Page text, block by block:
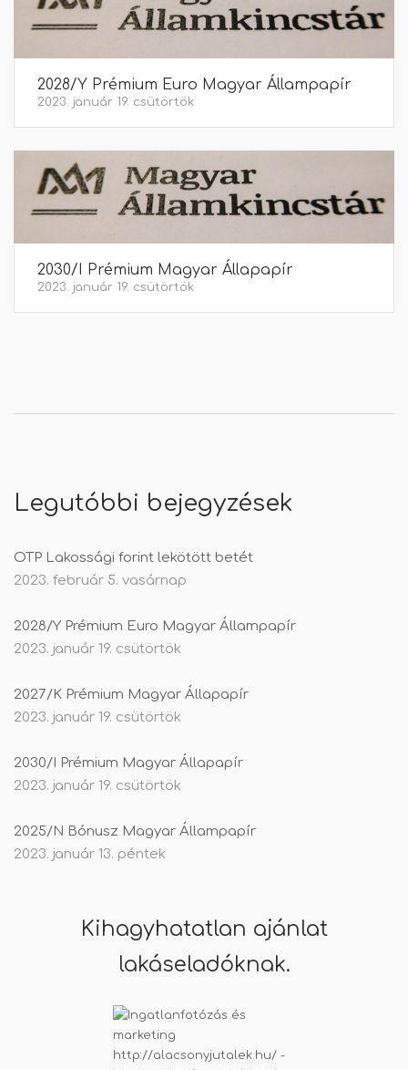
2028/Y Prémium Euro Magyar Állampapír
2023. január 19. csütörtök
2030/I Prémium Magyar Állapapír
2023. január 19. csütörtök
Legutóbbi bejegyzések
OTP Lakossági forint lekötött betét
2023. február 5. vasárnap
2028/Y Prémium Euro Magyar Állampapír
2023. január 19. csütörtök
2027/K Prémium Magyar Állapapír
2023. január 19. csütörtök
2030/I Prémium Magyar Állapapír
2023. január 19. csütörtök
2025/N Bónusz Magyar Állampapír
2023. január 13. péntek
Kihagyhatatlan ajánlat
lakáseladóknak.